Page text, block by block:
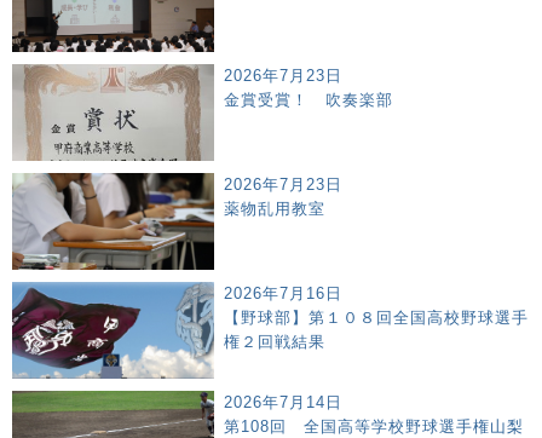
2026年7月23日
金賞受賞！ 吹奏楽部
2026年7月23日
薬物乱用教室
2026年7月16日
【野球部】第１０８回全国高校野球選手
権２回戦結果
2026年7月14日
第108回 全国高等学校野球選手権山梨